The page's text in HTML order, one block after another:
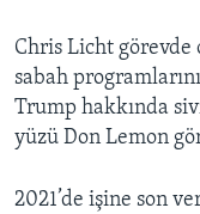
Chris Licht görevde
sabah
Trump hakkında
yüzü Don Lemon
2021’de işine son